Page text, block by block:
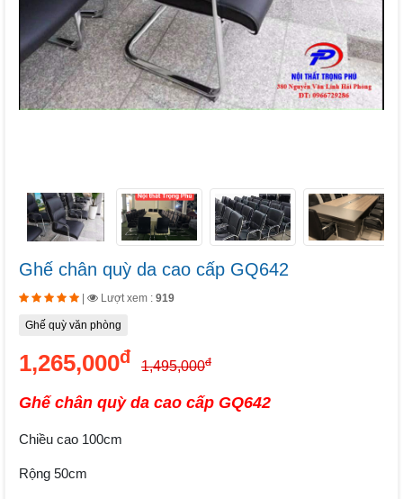
Ghế chân quỳ da cao cấp GQ642
Lượt xem : 919
Ghế quỳ văn phòng
1,265,000đ
1,495,000đ
Ghế chân quỳ da cao cấp GQ642
Chiều cao 100cm
Rộng 50cm